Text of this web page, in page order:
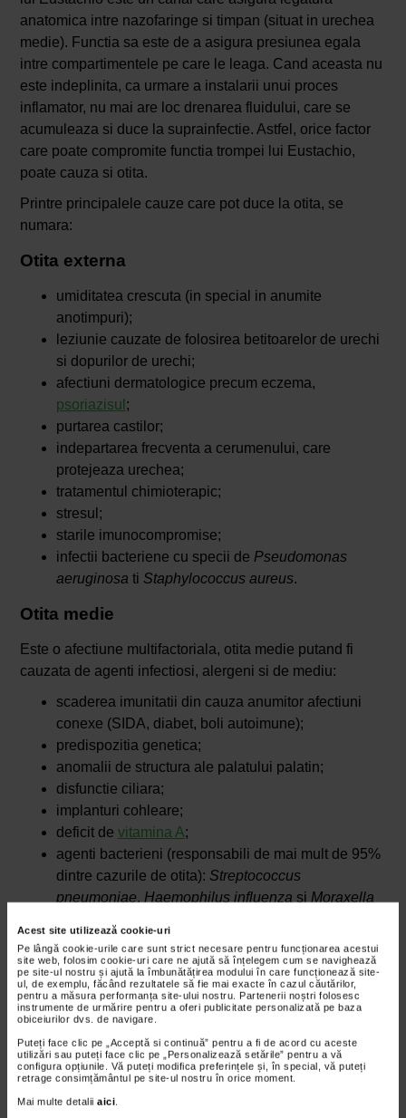
Acest site utilizează cookie-uri
Pe lângă cookie-urile care sunt strict necesare pentru funcționarea acestui
site web, folosim cookie-uri care ne ajută să înțelegem cum se navighează
pe site-ul nostru și ajută la îmbunătățirea modului în care funcționează site-
ul, de exemplu, făcând rezultatele să fie mai exacte în cazul căutărilor,
pentru a măsura performanța site-ului nostru. Partenerii noștri folosesc
instrumente de urmărire pentru a oferi publicitate personalizată pe baza
obiceiurilor dvs. de navigare.
Puteți face clic pe „Acceptă si continuă” pentru a fi de acord cu aceste
utilizări sau puteți face clic pe „Personalizează setările” pentru a vă
configura opțiunile. Vă puteți modifica preferințele și, în special, vă puteți
retrage consimțământul pe site-ul nostru în orice moment.
Mai multe detalii aici.
anatomica intre nazofaringe si timpan (situat in urechea
medie). Functia sa este de a asigura presiunea egala
intre compartimentele pe care le leaga. Cand aceasta nu
este indeplinita, ca urmare a instalarii unui proces
inflamator, nu mai are loc drenarea fluidului, care se
acumuleaza si duce la suprainfectie. Astfel, orice factor
care poate compromite functia trompei lui Eustachio,
poate cauza si otita.
Printre principalele cauze care pot duce la otita, se
numara:
Otita externa
umiditatea crescuta (in special in anumite
anotimpuri);
leziunie cauzate de folosirea betitoarelor de urechi
si dopurilor de urechi;
afectiuni dermatologice precum eczema,
psoriazisul ;
purtarea castilor;
indepartarea frecventa a cerumenului, care
protejeaza urechea;
tratamentul chimioterapic;
stresul;
starile imunocompromise;
infectii bacteriene cu specii de Pseudomonas
aeruginosa ti Staphylococcus aureus.
Otita medie
Este o afectiune multifactoriala, otita medie putand fi
cauzata de agenti infectiosi, alergeni si de mediu:
scaderea imunitatii din cauza anumitor afectiuni
conexe (SIDA, diabet, boli autoimune);
predispozitia genetica;
anomalii de structura ale palatului palatin;
disfunctie ciliara;
implanturi cohleare;
deficit de vitamina A;
agenti bacterieni (responsabili de mai mult de 95%
dintre cazurile de otita): Streptococcus
pneumoniae, Haemophilus influenza si Moraxella
alergii;
expunerea la toxine din aer.
Otita interna
Autolimitarea indica faptul ca sistemul imunitar este cel
care intervine in lupta impotriva virusurilor, dar poate fi
necesar si elaborarea tratamentului din partea medicului